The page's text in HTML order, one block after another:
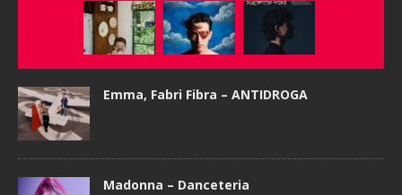
Emma, Fabri Fibra – ANTIDROGA
Madonna – Danceteria